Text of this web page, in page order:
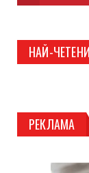
НАЙ-
РЕКЛАМА